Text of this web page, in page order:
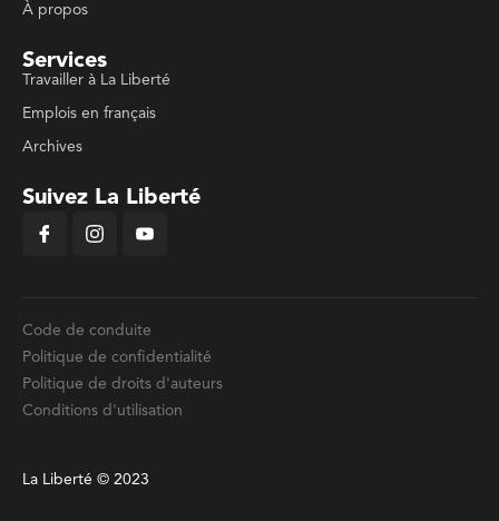
À propos
Services
Travailler à La Liberté
Emplois en français
Archives
Suivez La Liberté
Code de conduite
Politique de confidentialité
Politique de droits d'auteurs
Conditions d'utilisation
La Liberté © 2023